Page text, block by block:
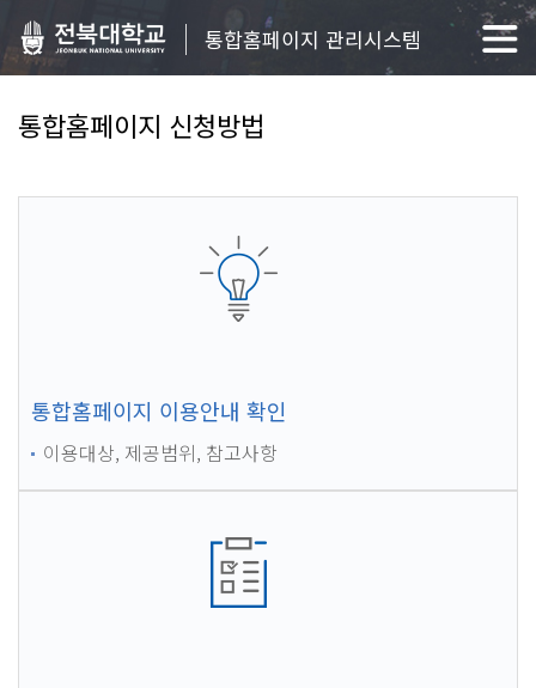
통합홈페이지 관리시스템
통합홈페이지 신청방법
통합홈페이지 이용안내 확인
이용대상, 제공범위, 참고사항